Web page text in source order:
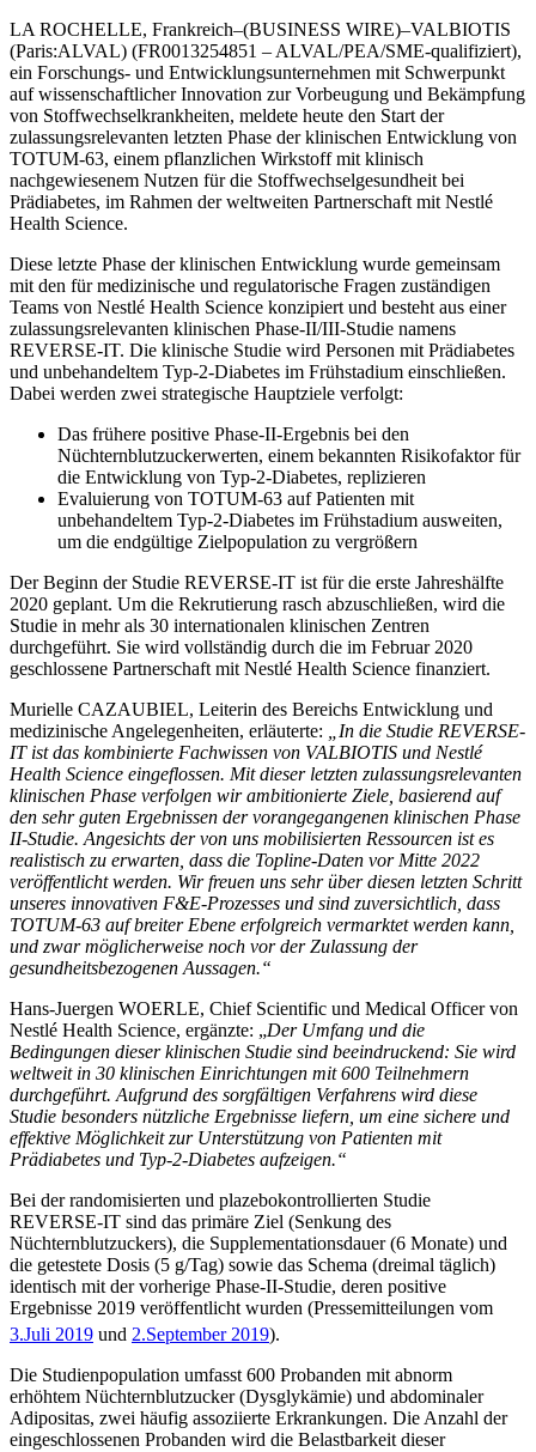
LA ROCHELLE, Frankreich–(BUSINESS WIRE)–VALBIOTIS
(Paris:ALVAL) (FR0013254851 – ALVAL/PEA/SME-qualifiziert),
ein Forschungs- und Entwicklungsunternehmen mit Schwerpunkt
auf wissenschaftlicher Innovation zur Vorbeugung und Bekämpfung
von Stoffwechselkrankheiten, meldete heute den Start der
zulassungsrelevanten letzten Phase der klinischen Entwicklung von
TOTUM-63, einem pflanzlichen Wirkstoff mit klinisch
nachgewiesenem Nutzen für die Stoffwechselgesundheit bei
Prädiabetes, im Rahmen der weltweiten Partnerschaft mit Nestlé
Health Science.
Diese letzte Phase der klinischen Entwicklung wurde gemeinsam
mit den für medizinische und regulatorische Fragen zuständigen
Teams von Nestlé Health Science konzipiert und besteht aus einer
zulassungsrelevanten klinischen Phase-II/III-Studie namens
REVERSE-IT. Die klinische Studie wird Personen mit Prädiabetes
und unbehandeltem Typ-2-Diabetes im Frühstadium einschließen.
Dabei werden zwei strategische Hauptziele verfolgt:
Das frühere positive Phase-II-Ergebnis bei den
Nüchternblutzuckerwerten, einem bekannten Risikofaktor für
die Entwicklung von Typ-2-Diabetes, replizieren
Evaluierung von TOTUM-63 auf Patienten mit
unbehandeltem Typ-2-Diabetes im Frühstadium ausweiten,
um die endgültige Zielpopulation zu vergrößern
Der Beginn der Studie REVERSE-IT ist für die erste Jahreshälfte
2020 geplant. Um die Rekrutierung rasch abzuschließen, wird die
Studie in mehr als 30 internationalen klinischen Zentren
durchgeführt. Sie wird vollständig durch die im Februar 2020
geschlossene Partnerschaft mit Nestlé Health Science finanziert.
Murielle CAZAUBIEL, Leiterin des Bereichs Entwicklung und
medizinische Angelegenheiten, erläuterte: „In die Studie REVERSE-
IT ist das kombinierte Fachwissen von VALBIOTIS und Nestlé
Health Science eingeflossen. Mit dieser letzten zulassungsrelevanten
klinischen Phase verfolgen wir ambitionierte Ziele, basierend auf
den sehr guten Ergebnissen der vorangegangenen klinischen Phase
II-Studie. Angesichts der von uns mobilisierten Ressourcen ist es
realistisch zu erwarten, dass die Topline-Daten vor Mitte 2022
veröffentlicht werden. Wir freuen uns sehr über diesen letzten Schritt
unseres innovativen F&E-Prozesses und sind zuversichtlich, dass
TOTUM-63 auf breiter Ebene erfolgreich vermarktet werden kann,
und zwar möglicherweise noch vor der Zulassung der
gesundheitsbezogenen Aussagen.“
Hans-Juergen WOERLE, Chief Scientific und Medical Officer von
Nestlé Health Science, ergänzte: „Der Umfang und die
Bedingungen dieser klinischen Studie sind beeindruckend: Sie wird
weltweit in 30 klinischen Einrichtungen mit 600 Teilnehmern
durchgeführt. Aufgrund des sorgfältigen Verfahrens wird diese
Studie besonders nützliche Ergebnisse liefern, um eine sichere und
effektive Möglichkeit zur Unterstützung von Patienten mit
Prädiabetes und Typ-2-Diabetes aufzeigen.“
Bei der randomisierten und plazebokontrollierten Studie
REVERSE-IT sind das primäre Ziel (Senkung des
Nüchternblutzuckers), die Supplementationsdauer (6 Monate) und
die getestete Dosis (5 g/Tag) sowie das Schema (dreimal täglich)
identisch mit der vorherige Phase-II-Studie, deren positive
Ergebnisse 2019 veröffentlicht wurden (Pressemitteilungen vom
3.Juli 2019 und 2.September 2019).
Die Studienpopulation umfasst 600 Probanden mit abnorm
erhöhtem Nüchternblutzucker (Dysglykämie) und abdominaler
Adipositas, zwei häufig assoziierte Erkrankungen. Die Anzahl der
eingeschlossenen Probanden wird die Belastbarkeit dieser